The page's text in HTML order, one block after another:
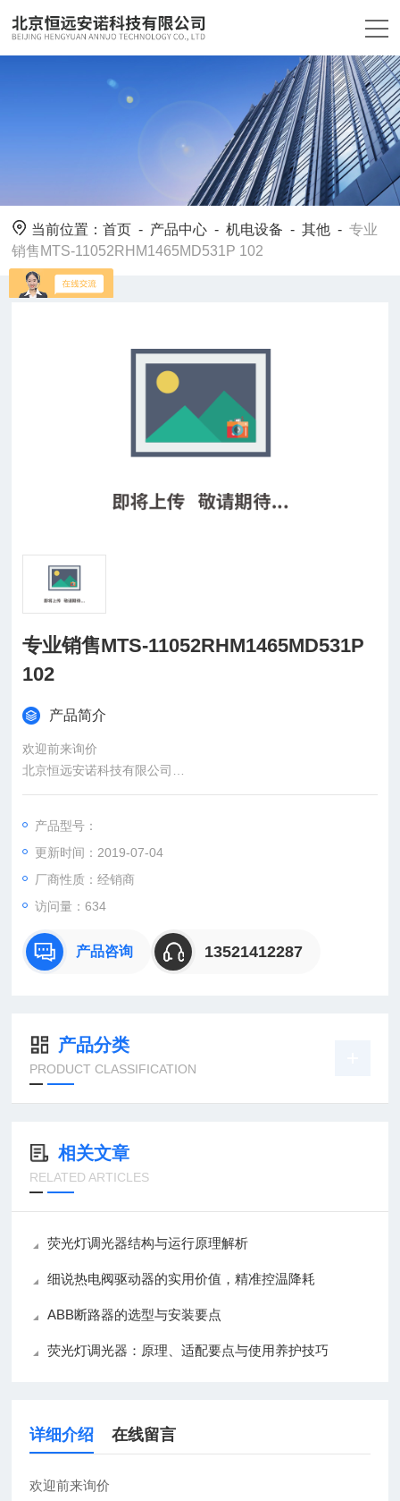
当前位置：首页 - 产品中心 -机电设备 -其他 -专业
销售MTS-11052RHM1465MD531P 102
专业销售MTS-11052RHM1465MD531P
102
产品简介
欢迎前来询价
北京恒远安诺科技有限公司
：
：曹
：
直销德国欧洲机电工控设备配件
国及欧洲生产的各类工控机电设备、仪器仪表、零配件，保证*。
公司总部
产品型号：
更新时间：2019-07-04
厂商性质：经销商
访问量：634
产品咨询 13521412287
产品分类
PRODUCT CLASSIFICATION
相关文章
RELATED ARTICLES
荧光灯调光器结构与运行原理解析
细说热电阀驱动器的实用价值，精准控温降耗
ABB断路器的选型与安装要点
荧光灯调光器：原理、适配要点与使用养护技巧
详细介绍 在线留言
欢迎前来询价